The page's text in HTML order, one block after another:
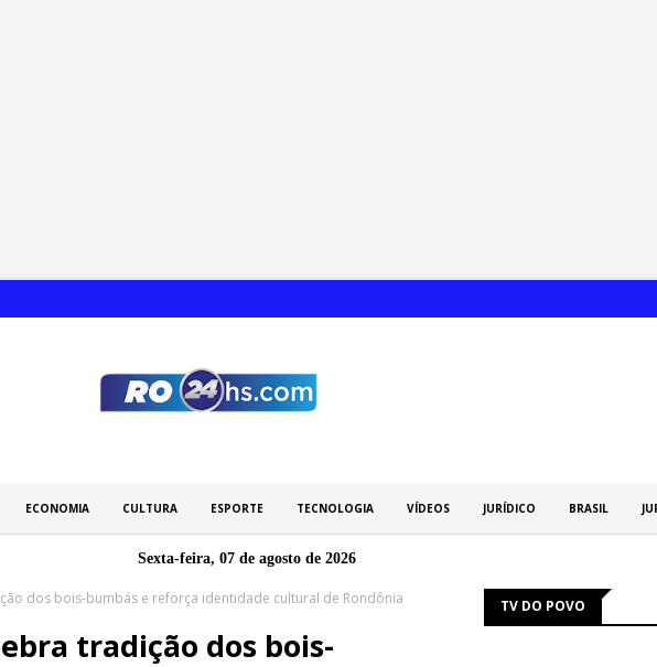
ECONOMIA CULTURA ESPORTE TECNOLOGIA VÍDEOS JURÍDICO BRASIL
Sexta-feira, 07 de agosto de 2026
dos bois-bumbás e reforça identidade cultural de Rondônia
tradição dos bois-
TV DO POVO